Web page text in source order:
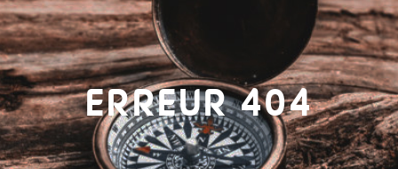
ERREUR 404